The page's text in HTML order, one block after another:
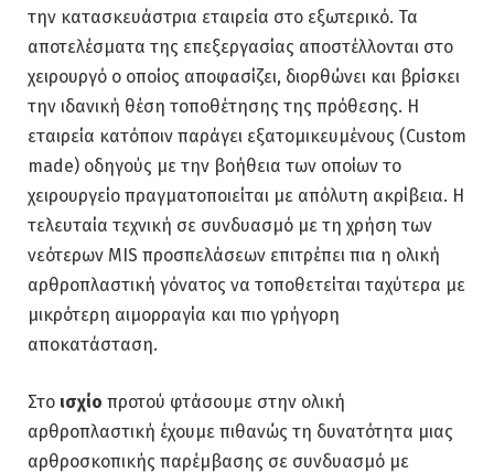
την κατασκευάστρια εταιρεία στο εξωτερικό. Τα
αποτελέσματα της επεξεργασίας αποστέλλονται στο
χειρουργό ο οποίος αποφασίζει, διορθώνει και βρίσκει
την ιδανική θέση τοποθέτησης της πρόθεσης. Η
εταιρεία κατόποιν παράγει εξατομικευμένους (Custom
made) οδηγούς με την βοήθεια των οποίων το
χειρουργείο πραγματοποιείται με απόλυτη ακρίβεια. Η
τελευταία τεχνική σε συνδυασμό με τη χρήση των
νεότερων MIS προσπελάσεων επιτρέπει πια η ολική
αρθροπλαστική γόνατος να τοποθετείται ταχύτερα με
μικρότερη αιμορραγία και πιο γρήγορη
αποκατάσταση.
Στο ισχίο προτού φτάσουμε στην ολική
αρθροπλαστική έχουμε πιθανώς τη δυνατότητα μιας
αρθροσκοπικής παρέμβασης σε συνδυασμό με